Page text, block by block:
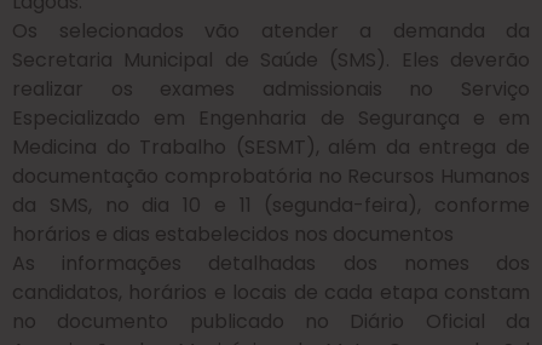
Os selecionados vão atender a demanda da
Secretaria Municipal de Saúde (SMS). Eles deverão
realizar os exames admissionais no Serviço
Especializado em Engenharia de Segurança e em
Medicina do Trabalho (SESMT), além da entrega de
documentação comprobatória no Recursos Humanos
da SMS, no dia 10 e 11 (segunda-feira), conforme
horários e dias estabelecidos nos documentos
As informações detalhadas dos nomes dos
candidatos, horários e locais de cada etapa constam
no documento publicado no Diário Oficial da